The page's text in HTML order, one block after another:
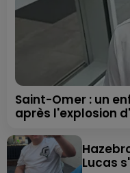
Saint-Omer : un
après l'explosion
Lucas